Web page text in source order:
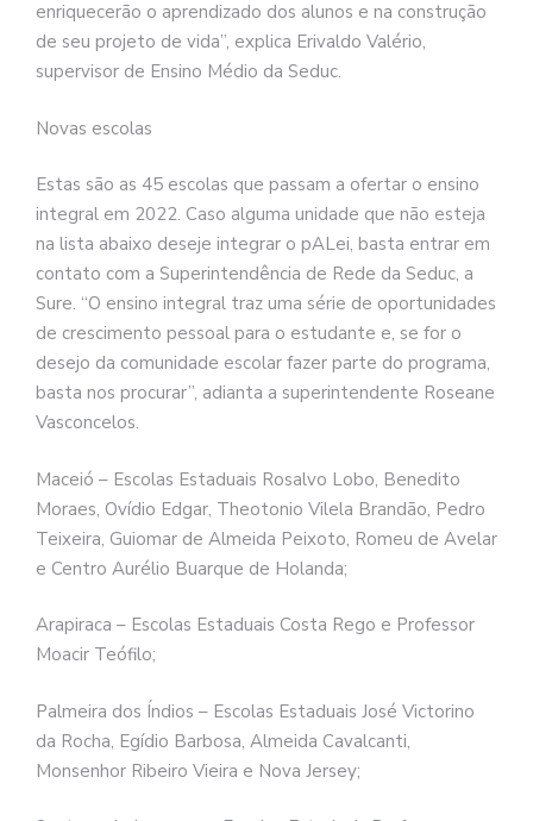
enriquecerão o aprendizado dos alunos e na construção
de seu projeto de vida”, explica Erivaldo Valério,
supervisor de Ensino Médio da Seduc.
Novas escolas
Estas são as 45 escolas que passam a ofertar o ensino
integral em 2022. Caso alguma unidade que não esteja
na lista abaixo deseje integrar o pALei, basta entrar em
contato com a Superintendência de Rede da Seduc, a
Sure. “O ensino integral traz uma série de oportunidades
de crescimento pessoal para o estudante e, se for o
desejo da comunidade escolar fazer parte do programa,
basta nos procurar”, adianta a superintendente Roseane
Vasconcelos.
Maceió – Escolas Estaduais Rosalvo Lobo, Benedito
Moraes, Ovídio Edgar, Theotonio Vilela Brandão, Pedro
Teixeira, Guiomar de Almeida Peixoto, Romeu de Avelar
e Centro Aurélio Buarque de Holanda;
Arapiraca – Escolas Estaduais Costa Rego e Professor
Moacir Teófilo;
Palmeira dos Índios – Escolas Estaduais José Victorino
da Rocha, Egídio Barbosa, Almeida Cavalcanti,
Monsenhor Ribeiro Vieira e Nova Jersey;